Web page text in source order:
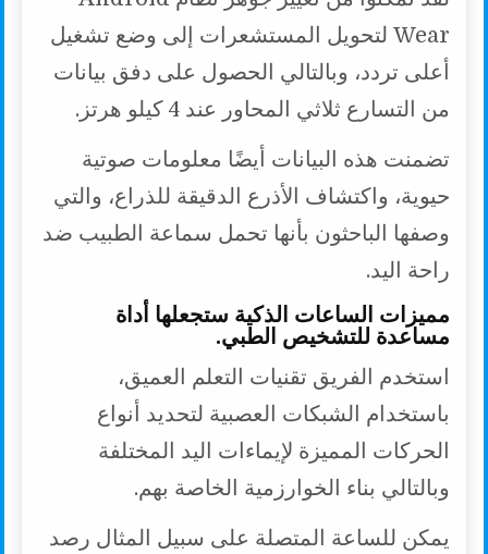
Wear لتحويل المستشعرات إلى وضع تشغيل
أعلى تردد، وبالتالي الحصول على دفق بيانات
من التسارع ثلاثي المحاور عند 4 كيلو هرتز.
تضمنت هذه البيانات أيضًا معلومات صوتية
حيوية، واكتشاف الأذرع الدقيقة للذراع، والتي
وصفها الباحثون بأنها تحمل سماعة الطبيب ضد
راحة اليد.
مميزات الساعات الذكية ستجعلها أداة
مساعدة للتشخيص الطبي.
استخدم الفريق تقنيات التعلم العميق،
باستخدام الشبكات العصبية لتحديد أنواع
الحركات المميزة لإيماءات اليد المختلفة
وبالتالي بناء الخوارزمية الخاصة بهم.
يمكن للساعة المتصلة على سبيل المثال رصد